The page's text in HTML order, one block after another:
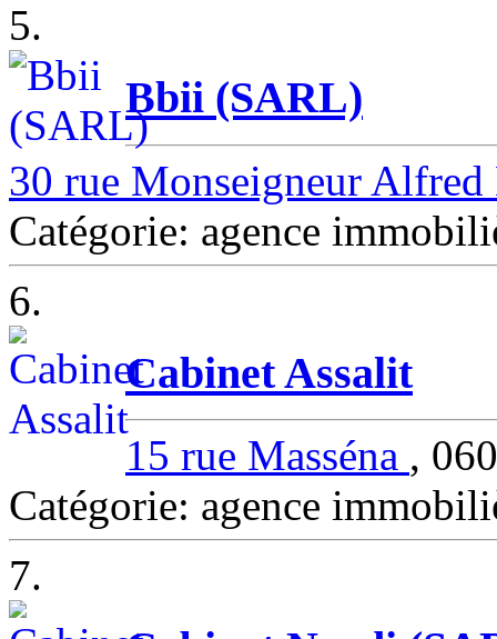
5.
Bbii (SARL)
30 rue Monseigneur
Catégorie: agence
6.
Cabinet Assalit
15 rue Masséna ,
Catégorie: agence
7.